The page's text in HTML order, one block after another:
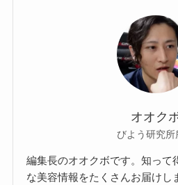
オオク
びよう研究所
編集長のオオクボです。知って
な美容情報をたくさんお届けし